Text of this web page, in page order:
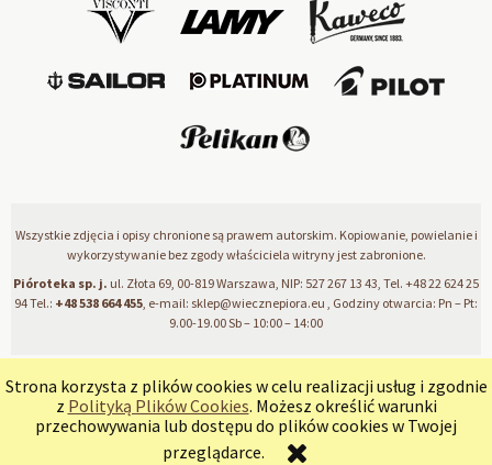
Strona korzysta z plików cookies w celu realizacji usług i zgodnie
z Polityką Plików Cookies. Możesz określić warunki
przechowywania lub dostępu do plików cookies w Twojej
przeglądarce.
Wszystkie zdjęcia i opisy chronione są prawem autorskim. Kopiowanie, powielanie i
wykorzystywanie bez zgody właściciela witryny jest zabronione.
Pióroteka sp. j. ul. Złota 69, 00-819 Warszawa, NIP: 527 267 13 43, Tel. +48 22 624 25
94Tel.: +48 538 664 455, e-mail: sklep@wiecznepiora.eu , Godziny otwarcia: Pn – Pt:
9.00-19.00 Sb – 10:00 – 14:00
pokaż pełną wersję strony
Sklep internetowy Shoper Premium